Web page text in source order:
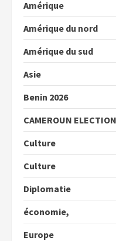
Amérique
Amérique du nord
Amérique du sud
Asie
Benin 2026
CAMEROUN
Culture
Culture
Diplomatie
économie,
Europe